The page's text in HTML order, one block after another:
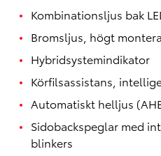
Kombinationsljus bak
Bromsljus, högt
Hybridsystemindikator
Körfilsassistans,
Automatiskt helljus
Sidobackspeglar med
blinkers